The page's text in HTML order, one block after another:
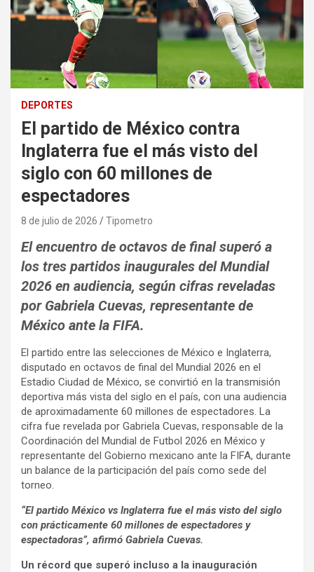
DEPORTES
El partido de México contra
Inglaterra fue el más visto del
siglo con 60 millones de
espectadores
8 de julio de 2026 Tipometro
El encuentro de octavos de final superó a
los tres partidos inaugurales del Mundial
2026 en audiencia, según cifras reveladas
por Gabriela Cuevas, representante de
México ante la FIFA.
El partido entre las selecciones de México e Inglaterra,
disputado en octavos de final del Mundial 2026 en el
Estadio Ciudad de México, se convirtió en la transmisión
deportiva más vista del siglo en el país, con una audiencia
de aproximadamente 60 millones de espectadores. La
cifra fue revelada por Gabriela Cuevas, responsable de la
Coordinación del Mundial de Futbol 2026 en México y
representante del Gobierno mexicano ante la FIFA, durante
un balance de la participación del país como sede del
torneo.
“El partido México vs Inglaterra fue el más visto del siglo
con prácticamente 60 millones de espectadores y
espectadoras”, afirmó Gabriela Cuevas.
Un récord que superó incluso a la inauguración